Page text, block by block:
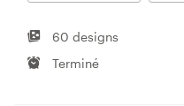
60 designs
Terminé